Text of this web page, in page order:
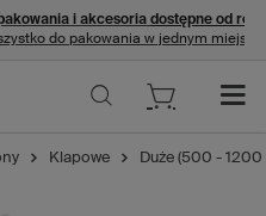
i akcesoria dostępne od ręki
do pakowania w jednym miejscu
Klapowe Duże (500 -